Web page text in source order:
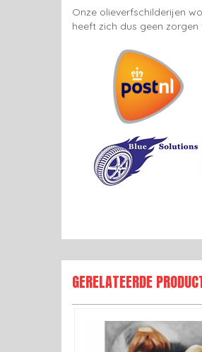
Onze olieverfschilderijen
heeft zich dus geen
GERELATEERDE